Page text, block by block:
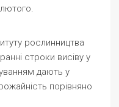
рослинництва
строки висіву у
дають у
порівняно